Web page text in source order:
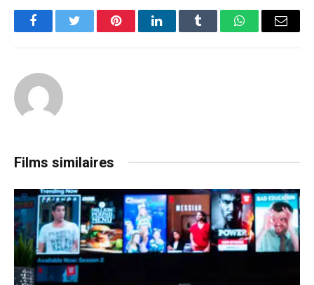
FacebookTwitter PinterestLinkedInTumblr WhatsAppEmail
Films similaires